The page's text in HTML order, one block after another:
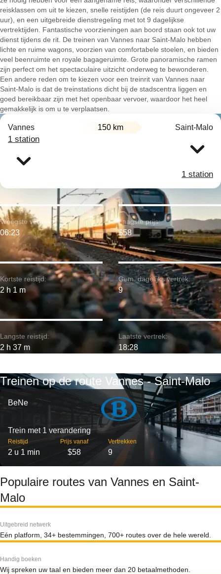
reisklassen om uit te kiezen, snelle reistijden (de reis duurt ongeveer 2
uur), en een uitgebreide dienstregeling met tot 9 dagelijkse
vertrektijden. Fantastische voorzieningen aan boord staan ook tot uw
dienst tijdens de rit. De treinen van Vannes naar Saint-Malo hebben
lichte en ruime wagons, voorzien van comfortabele stoelen, en bieden
veel beenruimte en royale bagageruimte. Grote panoramische ramen
zijn perfect om het spectaculaire uitzicht onderweg te bewonderen.
Een andere reden om te kiezen voor een treinrit van Vannes naar
Saint-Malo is dat de treinstations dicht bij de stadscentra liggen en
goed bereikbaar zijn met het openbaar vervoer, waardoor het heel
gemakkelijk is om u te verplaatsen.
Vannes 150 km Saint-Malo
1 station
1 station
Kortste reistijd:
2 h 1 m
Vroegste vertrek:
06:23
Langste reistijd:
2 h 37 m
Laagste prijs:
$58
Gem. dagelijks vertrek:
9
Laatste vertrek:
18:28
Treinen op de route Vannes - Saint-Malo
BeNe
Trein met 1 verandering
Reistijd
2 u 1 min
Prijs vanaf
$58
Vertrekken
9
Populaire routes van Vannes en Saint-
Malo
Uitgebreid netwerk
Eén platform, 34+ bestemmingen, 700+ routes over de hele wereld.
Handig boeken
Wij spreken uw taal en bieden meer dan 20 betaalmethoden.